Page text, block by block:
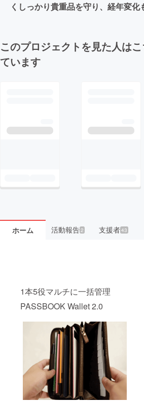
くしっかり貴重品を守り、経年変化
このプロジェクトを見た人は
ています
ホーム 活動報告2 支援者43
1本5役マルチに一括管理
PASSBOOK Wallet 2.0